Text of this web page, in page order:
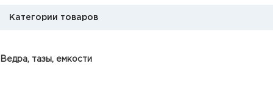
Категории товаров
Ведра, тазы, емкости